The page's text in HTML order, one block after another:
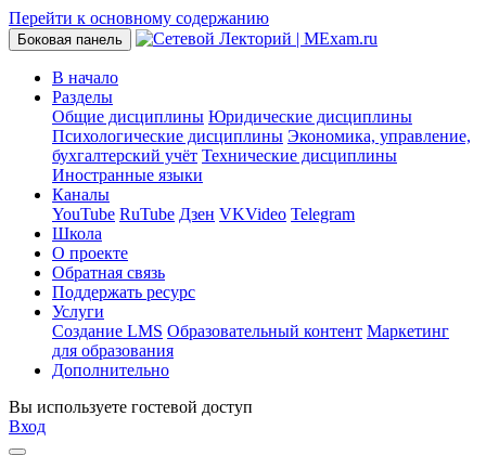
Перейти к основному содержанию
Боковая панель
В начало
Разделы
Общие дисциплины Юридические дисциплины
Психологические дисциплины Экономика, управление,
бухгалтерский учёт Технические дисциплины
Иностранные языки
Каналы
YouTube RuTube Дзен VKVideo Telegram
Школа
О проекте
Обратная связь
Поддержать ресурс
Услуги
Создание LMS Образовательный контент Маркетинг
для образования
Дополнительно
Вы используете гостевой доступ
Вход